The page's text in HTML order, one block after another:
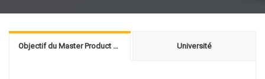
Objectif du Master Product Management Université